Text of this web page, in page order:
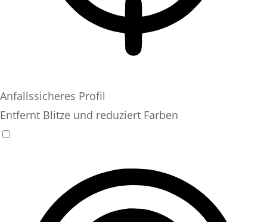
Anfallssicheres Profil
Entfernt Blitze und reduziert Farben